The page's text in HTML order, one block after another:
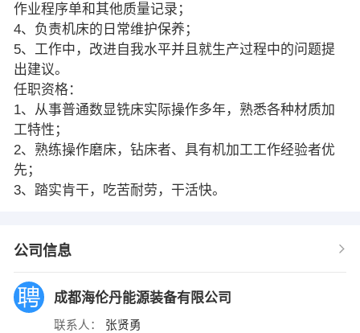
作业程序单和其他质量记录；
4、负责机床的日常维护保养；
5、工作中，改进自我水平并且就生产过程中的问题提
出建议。
任职资格：
1、从事普通数显铣床实际操作多年，熟悉各种材质加
工特性；
2、熟练操作磨床，钻床者、具有机加工工作经验者优
先；
3、踏实肯干，吃苦耐劳，干活快。
公司信息
成都海伦丹能源装备有限公司
联系人： 张贤勇